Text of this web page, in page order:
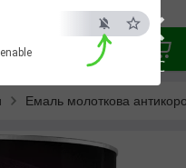
×
ESC
Емаль молоткова